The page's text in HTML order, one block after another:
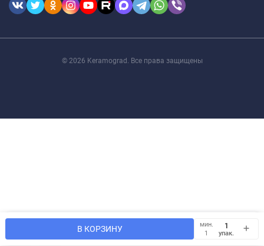
В КОРЗИНУ
мин.
1
упак.
© 2026 Keramograd. Все права защищены
Мы используем файлы cookie, чтобы сайт был лучше для
OK